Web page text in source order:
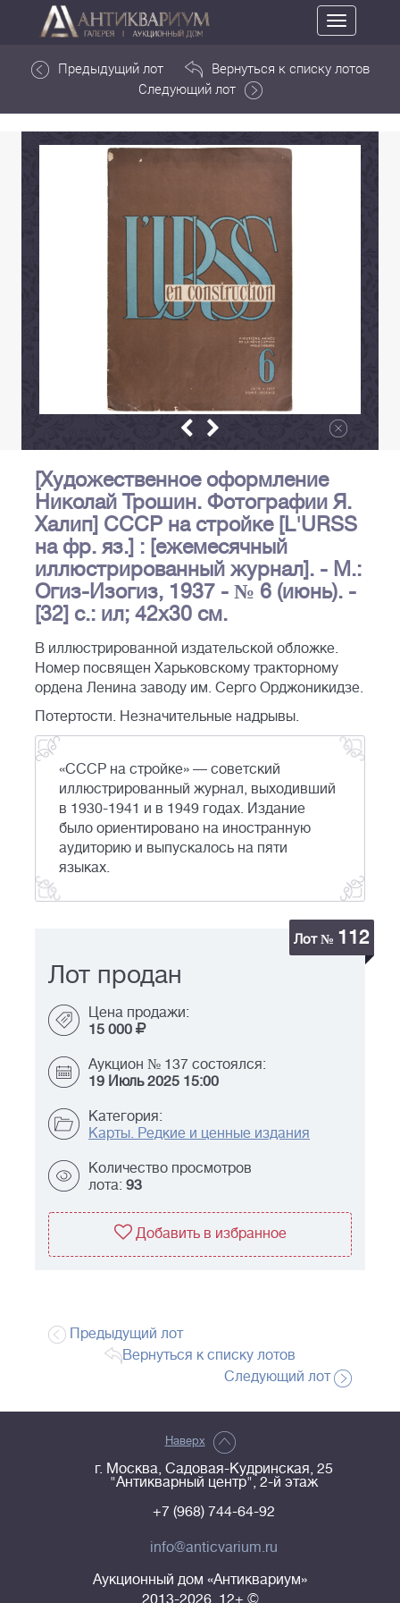
Toggle
navigation
Предыдущий лот
Вернуться к списку лотов
Следующий лот
[Художественное оформление
Николай Трошин. Фотографии Я.
Халип] СССР на стройке [L'URSS
на фр. яз.] : [ежемесячный
иллюстрированный журнал]. - М.:
Огиз-Изогиз, 1937 - № 6 (июнь). -
[32] с.: ил; 42х30 см.
В иллюстрированной издательской обложке.
Номер посвящен Харьковскому тракторному
ордена Ленина заводу им. Серго Орджоникидзе.
Потертости. Незначительные надрывы.
«СССР на стройке» — советский
иллюстрированный журнал, выходивший
в 1930-1941 и в 1949 годах. Издание
было ориентировано на иностранную
аудиторию и выпускалось на пяти
языках.
Лот № 112
Лот продан
Цена продажи:
15 000
Аукцион № 137 состоялся:
19 Июль 2025 15:00
Категория:
Карты. Редкие и ценные издания
Количество просмотров
лота: 93
Добавить в избранное
Предыдущий лот
Вернуться к списку лотов
Следующий лот
Наверх
г. Москва, Садовая-Кудринская, 25
"Антикварный центр", 2-й этаж
+7 (968) 744-64-92
info@anticvarium.ru
Аукционный дом «Антиквариум»